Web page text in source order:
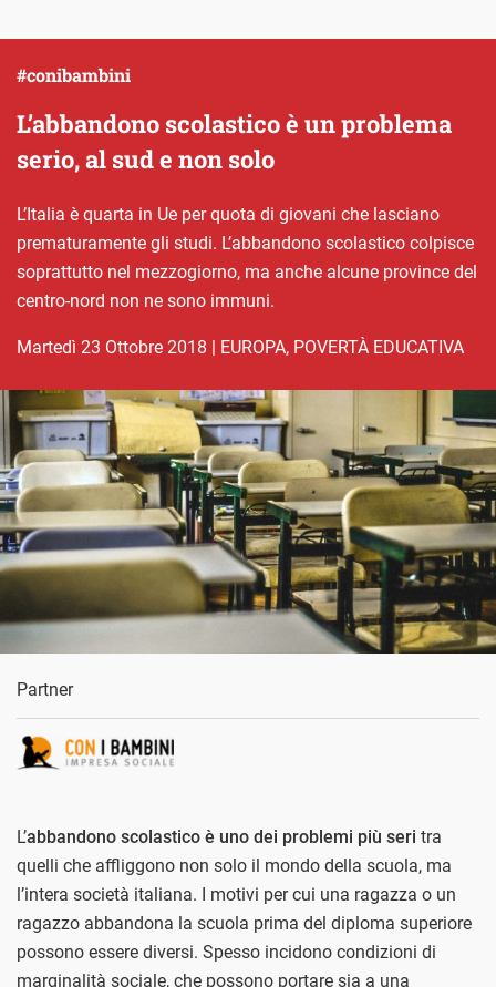
L’abbandono scolastico è un problema
serio, al sud e non solo
#conibambini
L’Italia è quarta in Ue per quota di giovani che lasciano
prematuramente gli studi. L’abbandono scolastico colpisce
soprattutto nel mezzogiorno, ma anche alcune province del
centro-nord non ne sono immuni.
martedì 23 Ottobre 2018 | EUROPA, POVERTÀ EDUCATIVA
Partner
L’abbandono scolastico è uno dei problemi più seri tra
quelli che affliggono non solo il mondo della scuola, ma
l’intera società italiana. I motivi per cui una ragazza o un
ragazzo abbandona la scuola prima del diploma superiore
possono essere diversi. Spesso incidono condizioni di
marginalità sociale, che possono portare sia a una